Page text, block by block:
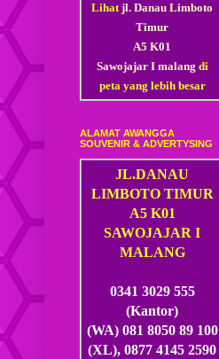
Lihatjl. Danau Limboto
Timur
A5 K01
Sawojajar I malang di
peta yang lebih besar
ALAMAT AWANGGA
SOUVENIR & ADVERTYSING
JL.DANAU
LIMBOTO TIMUR
A5 K01
SAWOJAJAR I
MALANG
0341 3029 555
(Kantor)
(WA) 081 8050 89 100
(XL), 0877 4145 2590